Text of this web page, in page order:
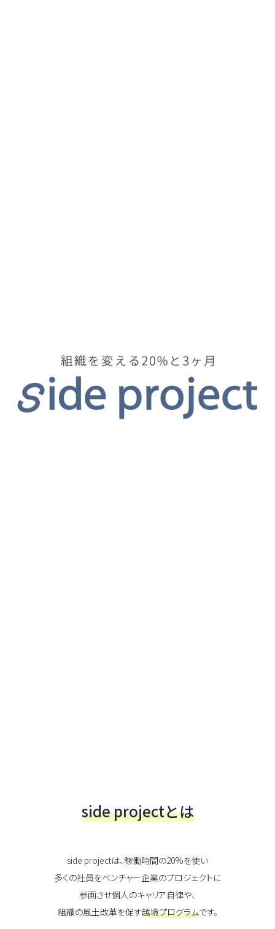
side projectとは
side projectは、稼働時間の20%を使い
多くの社員をベンチャー企業のプロジェクトに
参画させ個人のキャリア自律や、
組織の風土改革を促す越境プログラムです。